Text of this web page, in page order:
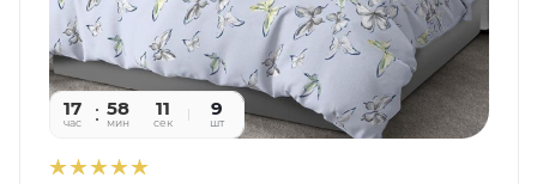
17
час
58
мин
09
сек
9
шт